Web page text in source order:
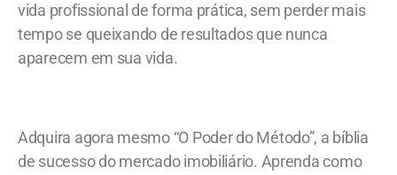
vida profissional de forma prática, sem perder mais
tempo se queixando de resultados que nunca
aparecem em sua vida.
Adquira agora mesmo “O Poder do Método”, a bíblia
de sucesso do mercado imobiliário. Aprenda como